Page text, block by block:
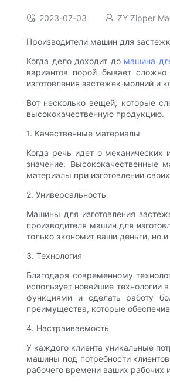
2023-07-03 ZY Zipper
Производители машин для
Когда дело доходит до машина
вариантов порой бывает
изготовления застежек-молний и
Вот несколько вещей, которые
высококачественную продукцию.
1. Качественные материалы
Когда речь идет о механических
значение. Высококачественные
материалы при изготовлении
2. Универсальность
Машины для изготовления
производителя машин для
только экономит ваши деньги, но
3. Технология
Благодаря современному
использует новейшие
функциями и сделать работу
преимущества, которые
4. Настраиваемость
У каждого клиента уникальные
машины под потребности
рабочего времени ваших рабочих